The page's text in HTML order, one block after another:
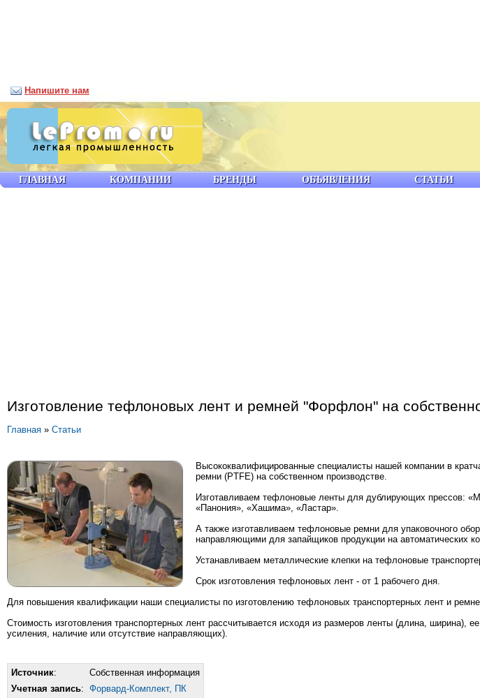
Изготовление тефлоновых лент и ремней "Форфлон" на
Главная » Статьи
Высококвалифицированные специалисты нашей компании в
ремни (PTFE) на собственном производстве.
Изготавливаем тефлоновые ленты для дублирующих прессов:
«Панония», «Хашима», «Ластар».
А также изготавливаем тефлоновые ремни для упаковочного
направляющими для запайщиков продукции на автоматических
Устанавливаем металлические клепки на тефлоновые
Срок изготовления тефлоновых лент - от 1 рабочего дня.
Для повышения квалификации наши специалисты по изготовлению тефлоновых транспортерных лент и
Стоимость изготовления транспортерных лент рассчитывается исходя из размеров ленты (длина, ширина),
усиления, наличие или отсутствие направляющих).
Источник:
Собственная информация
Учетная запись: Форвард-Комплект, ПК
ГЛАВНАЯ КОМПАНИИ БРЕНДЫ ОБЪЯВЛЕНИЯ СТАТЬИ
Напишите нам